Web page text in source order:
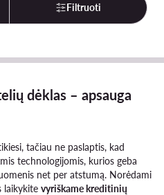
Filtruoti
dėklas – apsauga
tačiau ne paslaptis, kad
technologijomis, kurios geba
net per atstumą. Norėdami
laikykite vyriškame kreditinių